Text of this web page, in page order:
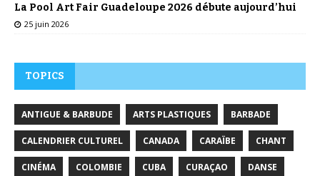
La Pool Art Fair Guadeloupe 2026 débute aujourd’hui
25 juin 2026
TOPICS
ANTIGUE & BARBUDE ARTS PLASTIQUES BARBADE
CALENDRIER CULTUREL CANADA CARAÏBE CHANT
CINÉMA COLOMBIE CUBA CURAÇAO DANSE